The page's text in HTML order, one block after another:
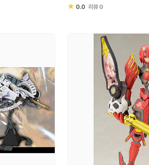
★ 0.0 리뷰0